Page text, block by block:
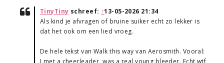
TinyTiny schreef: ↑13-05-2026 21:34
Als kind je afvragen of bruine suiker echt zo lekker is
dat het ook om een lied vroeg.
De hele tekst van Walk this way van Aerosmith. Vooral: